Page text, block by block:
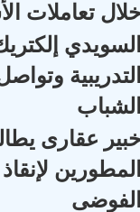
تعاملات
عقارى